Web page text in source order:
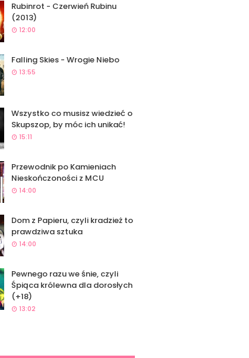
Rubinrot - Czerwień Rubinu
(2013)
12:00
Falling Skies - Wrogie Niebo
13:55
Wszystko co musisz wiedzieć o
Skupszop, by móc ich unikać!
15:11
Przewodnik po Kamieniach
Nieskończoności z MCU
14:00
Dom z Papieru, czyli kradzież to
prawdziwa sztuka
14:00
Pewnego razu we śnie, czyli
Śpiąca królewna dla dorosłych
(+18)
13:02